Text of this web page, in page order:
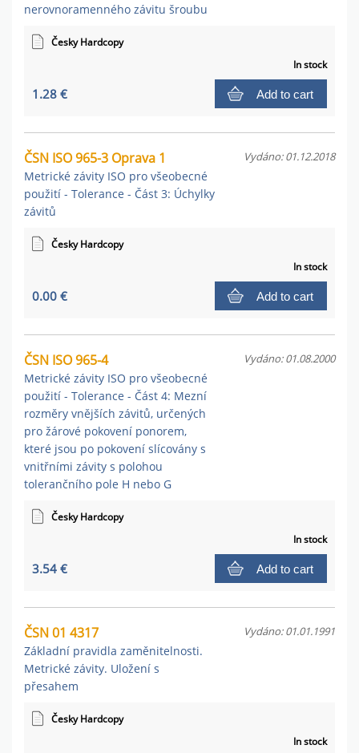
nerovnoramenného závitu šroubu
Česky Hardcopy
In stock
1.28 € Add to cart
ČSN ISO 965-3 Oprava 1
Metrické závity ISO pro všeobecné
použití - Tolerance - Část 3: Úchylky
závitů
Vydáno: 01.12.2018
Česky Hardcopy
In stock
0.00 € Add to cart
ČSN ISO 965-4
Metrické závity ISO pro všeobecné
použití - Tolerance - Část 4: Mezní
rozměry vnějších závitů, určených
pro žárové pokovení ponorem,
které jsou po pokovení slícovány s
vnitřními závity s polohou
tolerančního pole H nebo G
Vydáno: 01.08.2000
Česky Hardcopy
In stock
3.54 € Add to cart
ČSN 01 4317
Základní pravidla zaměnitelnosti.
Metrické závity. Uložení s
přesahem
Vydáno: 01.01.1991
Česky Hardcopy
In stock